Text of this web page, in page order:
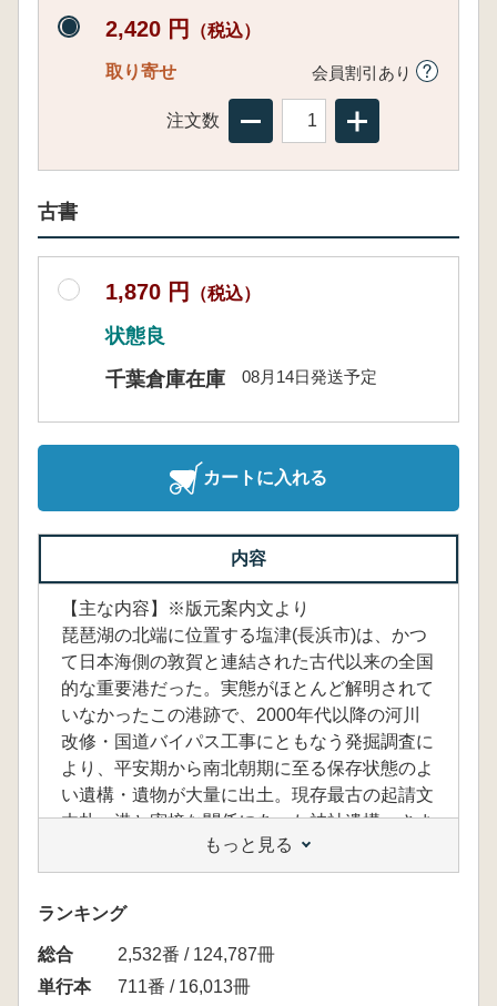
2,420 円 （税込）
取り寄せ 会員割引あり
注文数
古書
1,870 円 （税込）
状態良
千葉倉庫在庫
08月14日発送予定
カートに入れる
内容
【主な内容】※版元案内文より
琵琶湖の北端に位置する塩津(長浜市)は、かつ
て日本海側の敦賀と連結された古代以来の全国
的な重要港だった。実態がほとんど解明されて
いなかったこの港跡で、2000年代以降の河川
改修・国道バイパス工事にともなう発掘調査に
より、平安期から南北朝期に至る保存状態のよ
い遺構・遺物が大量に出土。現存最古の起請文
木札、港と密接な関係にあった神社遺構、さま
ざまな生活用具と生業の道具など、貴重な発見
があいついだ。各分野の研究者が、ヒトとモノ
で賑わった港「塩津」の往時を探る。
【目次】
序 章 塩津と塩津港遺跡 水野章二
第一章 発掘された塩津港遺跡 横田洋三
もっと見る
ランキング
総合
2,532番 / 124,787冊
単行本
711番 / 16,013冊